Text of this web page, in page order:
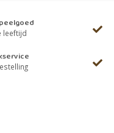
leeftijd